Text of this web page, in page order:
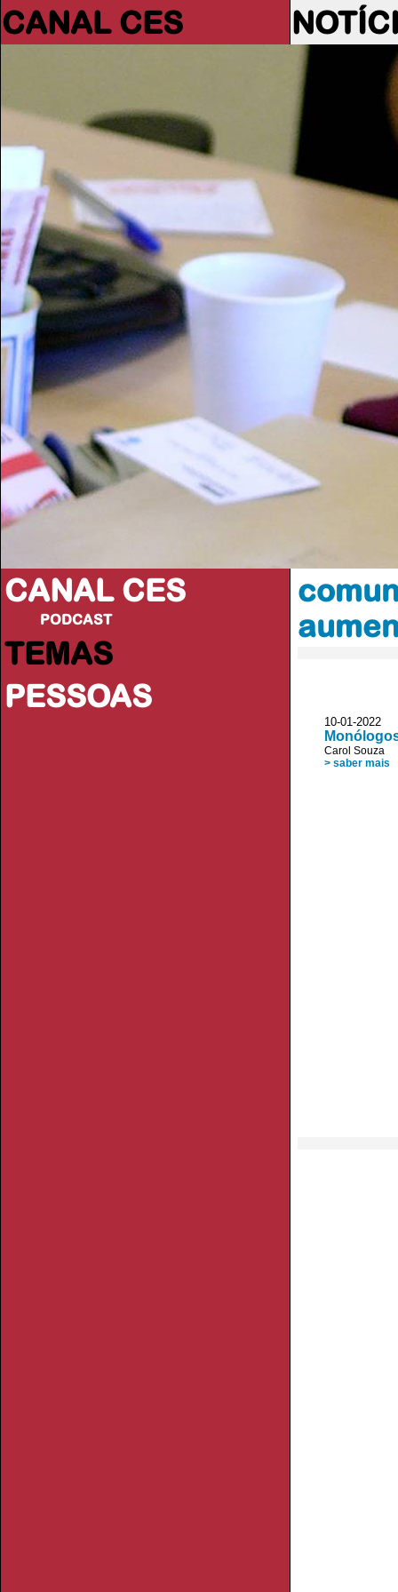
CANAL CES
CANAL CES
PODCAST
TEMAS
PESSOAS
10-01-
Carol Souza
> saber mais